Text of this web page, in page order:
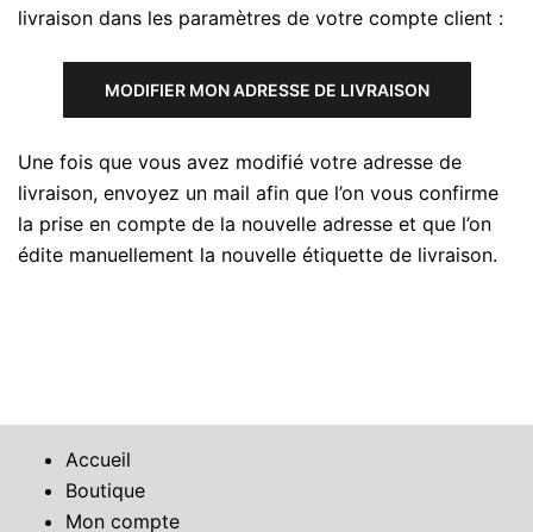
livraison dans les paramètres de votre compte client :
MODIFIER MON ADRESSE DE LIVRAISON
Une fois que vous avez modifié votre adresse de
livraison, envoyez un mail afin que l’on vous confirme
la prise en compte de la nouvelle adresse et que l’on
édite manuellement la nouvelle étiquette de livraison.
Accueil
Boutique
Mon compte